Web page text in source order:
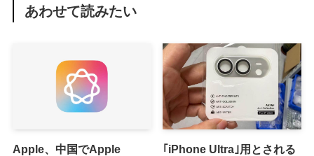
あわせて読みたい
Apple、中国でApple
｢iPhone Ultra｣用とされる